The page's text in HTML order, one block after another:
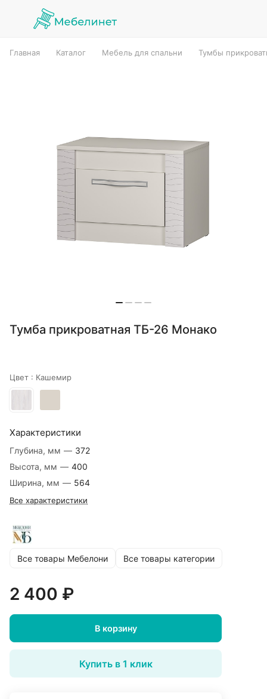
Главная Каталог Мебель для спальни Тумбы
Тумба прикроватная ТБ-26 Монако
Цвет : Кашемир
Характеристики
Глубина, мм — 372
Высота, мм — 400
Ширина, мм — 564
Все характеристики
Все товары Мебелони Все товары категории
2 400 ₽
В корзину
Купить в 1 клик